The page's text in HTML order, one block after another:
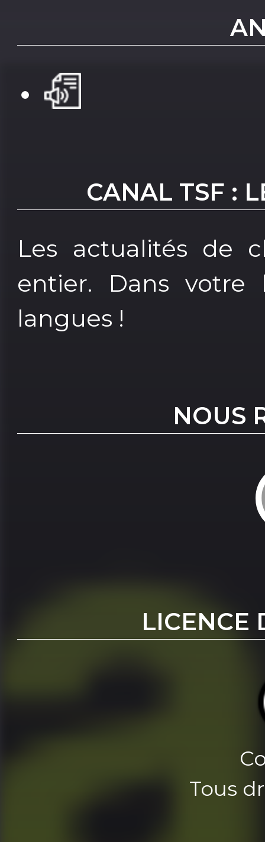
CANAL TSF :
Les actualités de
entier. Dans votre
langues !
NOUS
LICENCE
Tous